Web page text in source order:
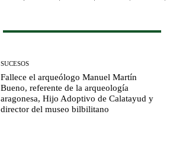
SUCESOS
Fallece el arqueólogo Manuel Martín
Bueno, referente de la arqueología
aragonesa, Hijo Adoptivo de Calatayud y
director del museo bilbilitano